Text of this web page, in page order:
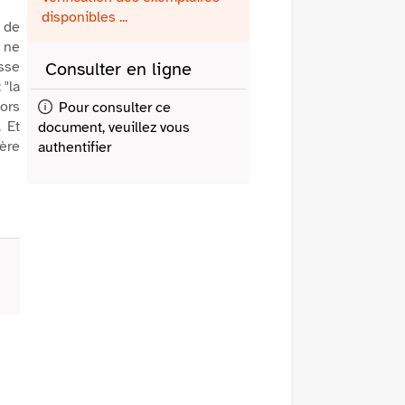
"la
Et
disponibles ...
Consulter en ligne
Pour consulter ce
document, veuillez vous
authentifier